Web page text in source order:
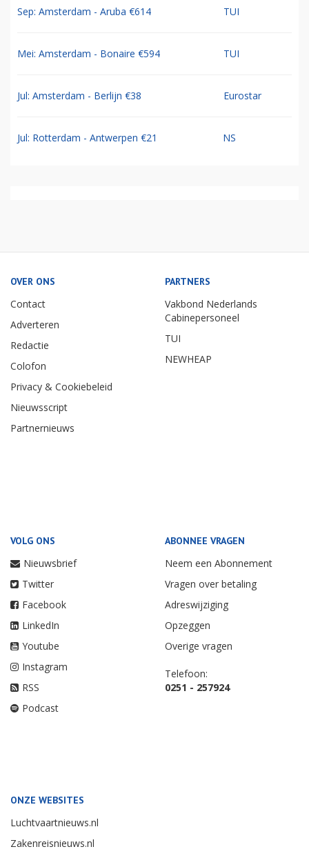
Sep: Amsterdam - Aruba €614 TUI
Mei: Amsterdam - Bonaire €594 TUI
Jul: Amsterdam - Berlijn €38 Eurostar
Jul: Rotterdam - Antwerpen €21 NS
OVER ONS
Contact
Adverteren
Redactie
Colofon
Privacy & Cookiebeleid
Nieuwsscript
Partnernieuws
PARTNERS
Vakbond Nederlands
Cabinepersoneel
TUI
NEWHEAP
VOLG ONS
Nieuwsbrief
Twitter
Facebook
LinkedIn
Youtube
Instagram
RSS
Podcast
ABONNEE VRAGEN
Neem een Abonnement
Vragen over betaling
Adreswijziging
Opzeggen
Overige vragen
Telefoon:
0251 - 257924
ONZE WEBSITES
Luchtvaartnieuws.nl
Zakenreisnieuws.nl